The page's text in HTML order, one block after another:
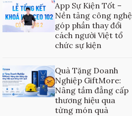
App Sự Kiện Tốt –
Nền tảng công nghệ
góp phần thay đổi
cách người Việt tổ
chức sự kiện
Quà Tặng Doanh
Nghiệp GiftMore:
Nâng tầm đẳng cấp
thương hiệu qua
từng món quà